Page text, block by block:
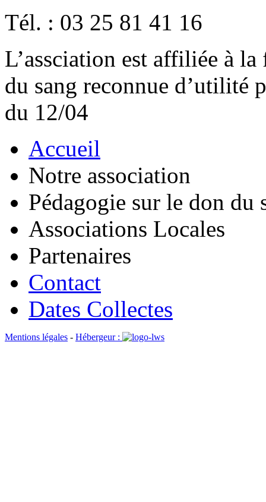
Tél. : 03 25 81 41 16
L’assciation est affiliée à
du sang reconnue d’utilité
du 12/04
Accueil
Notre association
Pédagogie sur le don du
Associations Locales
Partenaires
Contact
Dates Collectes
Mentions légales - Hébergeur :